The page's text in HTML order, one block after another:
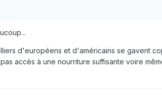
d'européens et d'américains se gavent
accès à une nourriture suffisante voire